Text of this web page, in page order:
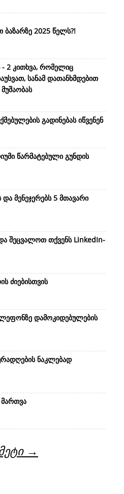
2025 წელს?!
2 კითხვა, რომელიც
სანამ დათანხმდებით
გადინებას იწვენენ
წარმატებული გუნდის
მენეჯერებს 5 მთავარი
შეცვალოთ თქვენს LinkedIn-
ძიებისთვის
დამოკიდებულების
ნაკლებად
→